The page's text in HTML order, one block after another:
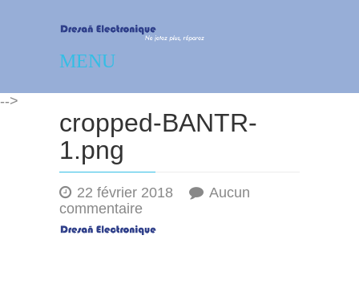
Dresañ Electronique –
Réparation – dépannage
électronique
MENU
-->
cropped-BANTR-
1.png
22 février 2018
Aucun
commentaire
cropped-
BANTR-